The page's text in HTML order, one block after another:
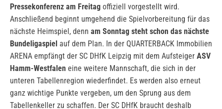
Pressekonferenz am Freitag offiziell vorgestellt wird.
Anschließend beginnt umgehend die Spielvorbereitung für das
nächste Heimspiel, denn am Sonntag steht schon das nächste
Bundeligaspiel auf dem Plan. In der QUARTERBACK Immobilien
ARENA empfängt der SC DHfK Leipzig mit dem Aufsteiger ASV
Hamm-Westfalen eine weitere Mannschaft, die sich in der
unteren Tabellenregion wiederfindet. Es werden also erneut
ganz wichtige Punkte vergeben, um den Sprung aus dem
Tabellenkeller zu schaffen. Der SC DHfK braucht deshalb